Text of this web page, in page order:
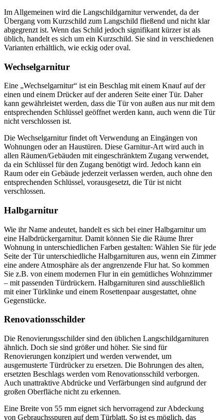
Im Allgemeinen wird die Langschildgarnitur verwendet, da der
Übergang vom Kurzschild zum Langschild fließend und nicht klar
abgegrenzt ist. Wenn das Schild jedoch signifikant kürzer ist als
üblich, handelt es sich um ein Kurzschild. Sie sind in verschiedenen
Varianten erhältlich, wie eckig oder oval.
Wechselgarnitur
Eine „Wechselgarnitur“ ist ein Beschlag mit einem Knauf auf der
einen und einem Drücker auf der anderen Seite einer Tür. Daher
kann gewährleistet werden, dass die Tür von außen aus nur mit dem
entsprechenden Schlüssel geöffnet werden kann, auch wenn die Tür
nicht verschlossen ist.
Die Wechselgarnitur findet oft Verwendung an Eingängen von
Wohnungen oder an Haustüren. Diese Garnitur-Art wird auch in
allen Räumen/Gebäuden mit eingeschränktem Zugang verwendet,
da ein Schlüssel für den Zugang benötigt wird. Jedoch kann ein
Raum oder ein Gebäude jederzeit verlassen werden, auch ohne den
entsprechenden Schlüssel, vorausgesetzt, die Tür ist nicht
verschlossen.
Halbgarnitur
Wie ihr Name andeutet, handelt es sich bei einer Halbgarnitur um
eine Halbdrückergarnitur. Damit können Sie die Räume Ihrer
Wohnung in unterschiedlichen Farben gestalten: Wählen Sie für jede
Seite der Tür unterschiedliche Halbgarnituren aus, wenn ein Zimmer
eine andere Atmosphäre als der angrenzende Flur hat. So kommen
Sie z.B. von einem modernen Flur in ein gemütliches Wohnzimmer
– mit passenden Türdrückern. Halbgarnituren sind ausschließlich
mit einer Türklinke und einem Rosettenpaar ausgestattet, ohne
Gegenstücke.
Renovationsschilder
Die Renovierungsschilder sind den üblichen Langschildgarnituren
ähnlich. Doch sie sind größer und höher. Sie sind für
Renovierungen konzipiert und werden verwendet, um
ausgemusterte Türdrücker zu ersetzen. Die Bohrungen des alten,
ersetzten Beschlags werden vom Renovationsschild verborgen.
Auch unattraktive Abdrücke und Verfärbungen sind aufgrund der
großen Oberfläche nicht zu erkennen.
Eine Breite von 55 mm eignet sich hervorragend zur Abdeckung
von Gebrauchsspuren auf dem Türblatt. So ist es möglich, das